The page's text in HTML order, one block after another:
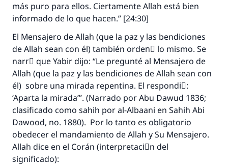
más puro para ellos. Ciertamente Allah está bien
informado de lo que hacen.” [24:30]
El Mensajero de Allah (que la paz y las bendiciones
de Allah sean con él) también ordenَ lo mismo. Se
narrَ que Yabir dijo: “Le pregunté al Mensajero de
Allah (que la paz y las bendiciones de Allah sean con
él) sobre una mirada repentina. El respondiَ:
‘Aparta la mirada’”. (Narrado por Abu Dawud 1836;
clasificado como sahih por al-Albaani en Sahih Abi
Dawood, no. 1880). Por lo tanto es obligatorio
obedecer el mandamiento de Allah y Su Mensajero.
Allah dice en el Corán (interpretaciَn del
significado):
La respuesta no. 110845 salvó un
matrimonio.
Desde la Q hasta la A, su contribución ayuda a
IslamQA.
Profeta ﷺ dijo:
"Una persona que orienta a otros a hacer el
bien obtendrá la misma recompensa que
aquellos que lo realicen."
(MUSLIM, 1893)